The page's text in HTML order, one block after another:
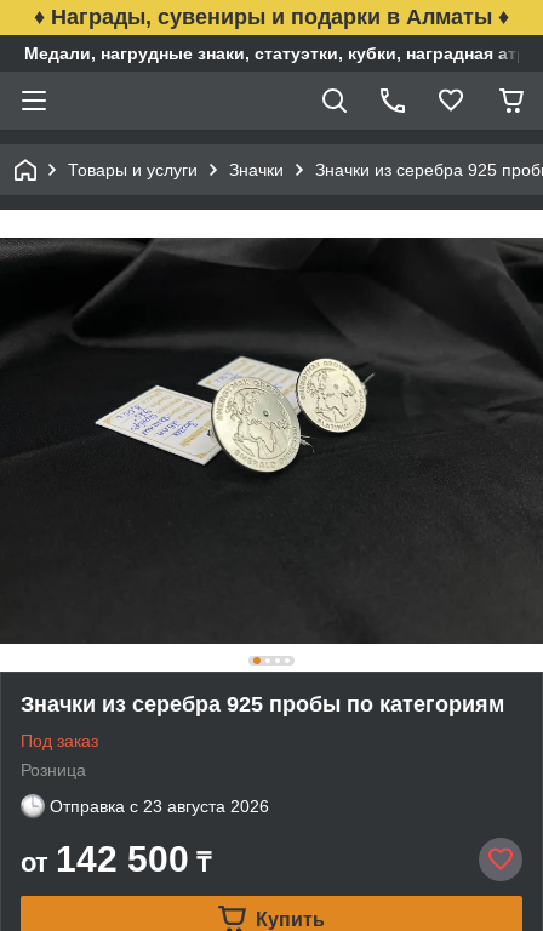
♦ Награды, сувениры и подарки в Алматы ♦
Медали, нагрудные знаки, статуэтки, кубки, наградная
Товары и услуги Значки Значки из серебра 925
Значки из серебра 925 пробы по категориям
Под заказ
Розница
Отправка с 23 августа 2026
от 142 500 ₸
Купить